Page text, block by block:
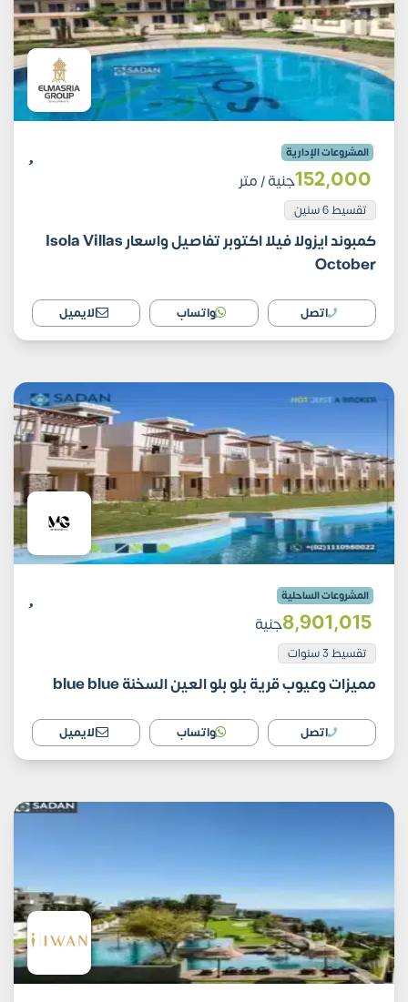
المشروعات الإدارية
152٬000جنية/ متر
تقسيط 6 سنين
كمبوند ايزولا فيلا اكتوبر تفاصيل واسعار Isola Villas
October
اتصل واتساب الايميل
المشروعات الساحلية
8٬901٬015جنية
تقسيط 3 سنوات
مميزات وعيوب قرية بلو بلو العين السخنة blue blue
اتصل واتساب الايميل